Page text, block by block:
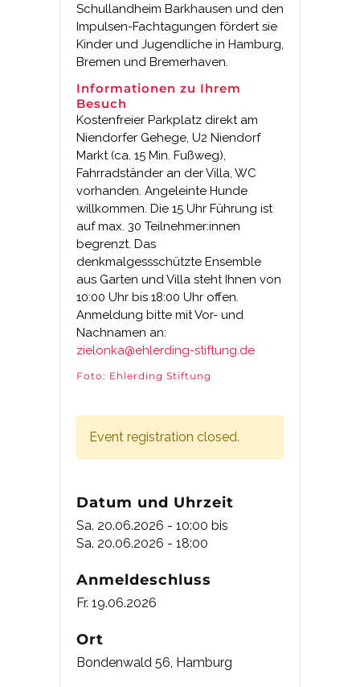
Schullandheim Barkhausen und den
Impulsen-Fachtagungen fördert sie
Kinder und Jugendliche in Hamburg,
Bremen und Bremerhaven.
Informationen zu Ihrem
Besuch
Kostenfreier Parkplatz direkt am
Niendorfer Gehege, U2 Niendorf
Markt (ca. 15 Min. Fußweg),
Fahrradständer an der Villa, WC
vorhanden. Angeleinte Hunde
willkommen. Die 15 Uhr Führung ist
auf max. 30 Teilnehmer:innen
begrenzt. Das
denkmalgessschützte Ensemble
aus Garten und Villa steht Ihnen von
10:00 Uhr bis 18:00 Uhr offen.
Anmeldung bitte mit Vor- und
Nachnamen an:
zielonka@ehlerding-stiftung.de
Foto: Ehlerding Stiftung
Event registration closed.
Datum und Uhrzeit
Sa. 20.06.2026 - 10:00 bis
Sa. 20.06.2026 - 18:00
Anmeldeschluss
Fr. 19.06.2026
Ort
Bondenwald 56, Hamburg